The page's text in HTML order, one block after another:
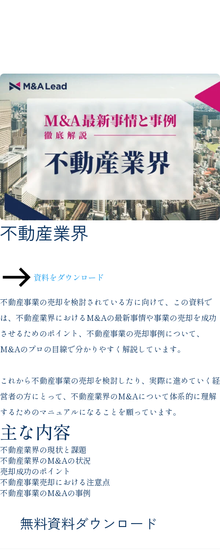
プロセス・料金体系
FAQ
ご成約事例
インタビュー
お知らせ
M&A お役立ち情報室
M&A資料ダウンロード
不動産業界
資料をダウンロード
不動産事業の売却を検討されている方に向けて、この資料で
は、不動産業界におけるM&Aの最新事情や事業の売却を成功
させるためのポイント、不動産事業の売却事例について、
M&Aのプロの目線で分かりやすく解説しています。
これから不動産事業の売却を検討したり、実際に進めていく経
営者の方にとって、不動産業界のM&Aについて体系的に理解
するためのマニュアルになることを願っています。
主な内容
不動産業界の現状と課題
不動産業界のM&Aの状況
売却成功のポイント
不動産事業売却における注意点
不動産事業のM&Aの事例
無料資料ダウンロード